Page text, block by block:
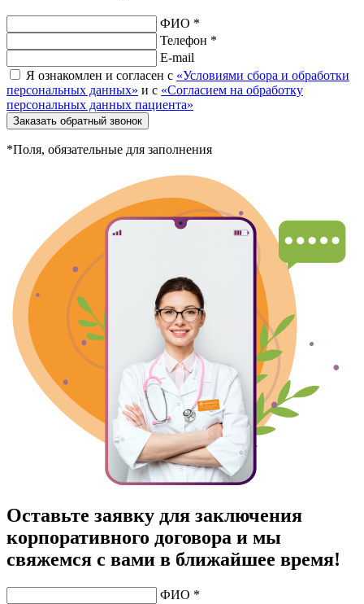
ФИО *
Телефон *
E-mail
Я ознакомлен и согласен с «Условиями сбора и обработки
персональных данных» и с «Согласием на обработку
персональных данных пациента»
Заказать обратный звонок
*Поля, обязательные для заполнения
Оставьте заявку для заключения
корпоративного договора и мы
свяжемся с вами в ближайшее время!
ФИО *